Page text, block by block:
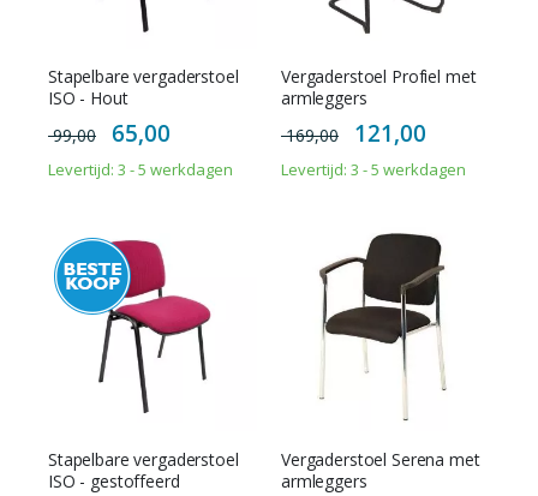
Stapelbare vergaderstoel
ISO - Hout
99,00
Special
Price
65,00
Levertijd: 3 - 5 werkdagen
Vergaderstoel Profiel met
armleggers
169,00
Special
Price
121,00
Levertijd: 3 - 5 werkdagen
Stapelbare vergaderstoel
ISO - gestoffeerd
Vergaderstoel Serena met
armleggers